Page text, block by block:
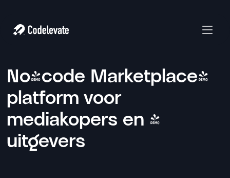
No-code Marketplace-
platform voor
mediakopers en -
uitgevers